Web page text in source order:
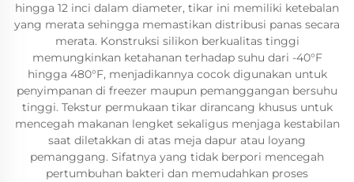
hingga 12 inci dalam diameter, tikar ini memiliki ketebalan
yang merata sehingga memastikan distribusi panas secara
merata. Konstruksi silikon berkualitas tinggi
memungkinkan ketahanan terhadap suhu dari -40°F
hingga 480°F, menjadikannya cocok digunakan untuk
penyimpanan di freezer maupun pemanggangan bersuhu
tinggi. Tekstur permukaan tikar dirancang khusus untuk
mencegah makanan lengket sekaligus menjaga kestabilan
saat diletakkan di atas meja dapur atau loyang
pemanggang. Sifatnya yang tidak berpori mencegah
pertumbuhan bakteri dan memudahkan proses